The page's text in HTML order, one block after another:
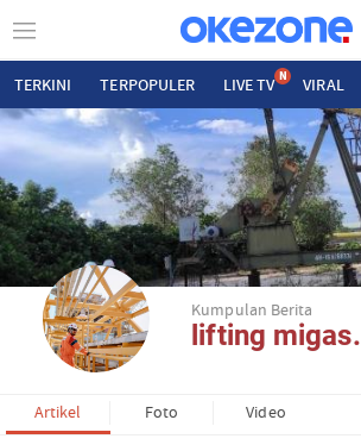
TERKINI TERPOPULER LIVE TV N VIRAL
Kumpulan Berita
lifting migas.
Artikel Foto Video